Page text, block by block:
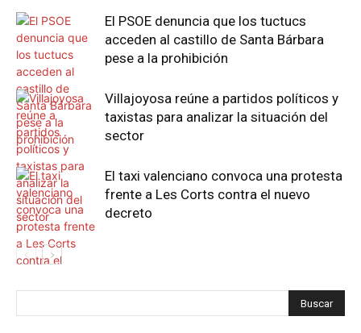
El PSOE denuncia que los tuctucs
acceden al castillo de Santa Bárbara
pese a la prohibición
Villajoyosa reúne a partidos políticos y
taxistas para analizar la situación del
sector
El taxi valenciano convoca una protesta
frente a Les Corts contra el nuevo
decreto